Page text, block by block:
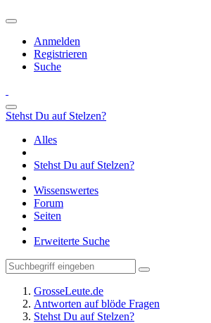
Anmelden
Registrieren
Suche
Stehst Du auf Stelzen?
Alles
Stehst Du auf Stelzen?
Wissenswertes
Forum
Seiten
Erweiterte Suche
GrosseLeute.de
Antworten auf blöde Fragen
Stehst Du auf Stelzen?